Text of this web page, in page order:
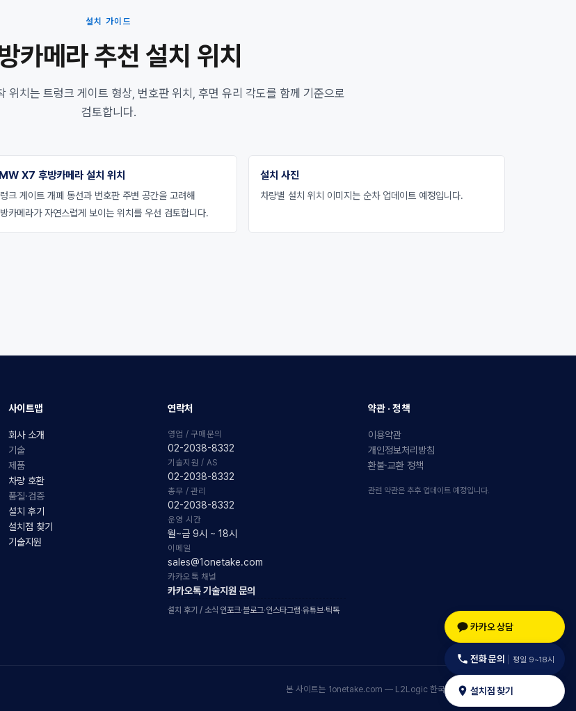
설치 가이드
카메라 추천 설치 위치
위치는 트렁크 게이트 형상, 번호판 위치, 후면 유리 각도를 함께 기준으로
검토합니다.
X7 후방카메라 설치 위치
크 게이트 개폐 동선과 번호판 주변 공간을 고려해
카메라가 자연스럽게 보이는 위치를 우선 검토합니다.
설치 사진
차량별 설치 위치 이미지는 순차 업데이트 예정입니다.
사이트맵
회사 소개
기술
제품
차량 호환
품질·검증
설치 후기
설치점 찾기
기술지원
연락처
영업 / 구매문의
02-2038-8332
기술지원 / AS
02-2038-8332
총무 / 관리
02-2038-8332
운영 시간
월~금 9시 ~ 18시
이메일
sales@1onetake.com
카카오톡 채널
카카오톡 기술지원 문의
설치 후기 / 소식 인포크·블로그·인스타그램·유튜브·틱톡
약관 · 정책
이용약관
개인정보처리방침
환불·교환 정책
관련 약관은 추후 업데이트 예정입니다.
본 사이트는 1onetake.com — L2Logic 한국 공식 채널입니다.
카카오 상담
전화 문의 평일 9~18시
설치점 찾기